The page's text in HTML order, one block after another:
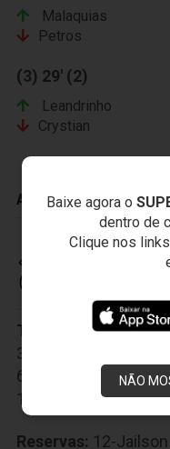
Baixe agora o
dentro de
Clique nos
NÃO
Malaquias
Petros
(3) 29' (2)
Leandrinho
Crystian
ADVERTÊNCIAS
CEARÁ
Titulares: 1-
3-Diego Ivo
6-Hélder Santos,7-
10-Rogerinho,11-
Reservas: 12-Jailson